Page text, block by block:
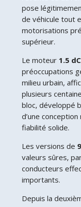
pose
de véhicule tout
motorisations
supérieur.
Le moteur 1.5
préoccupations
milieu urbain,
plusieurs
bloc, développé
d’une
fiabilité solide.
Les versions de
valeurs sûres,
conducteurs
importants.
Depuis la